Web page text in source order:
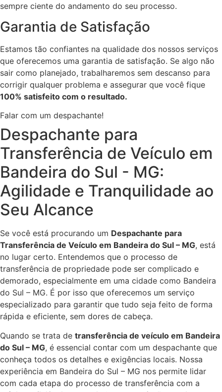
sempre ciente do andamento do seu processo.
Garantia de Satisfação
Estamos tão confiantes na qualidade dos nossos serviços
que oferecemos uma garantia de satisfação. Se algo não
sair como planejado, trabalharemos sem descanso para
corrigir qualquer problema e assegurar que você fique
100% satisfeito com o resultado.
Falar com um despachante!
Despachante para
Transferência de Veículo em
Bandeira do Sul - MG:
Agilidade e Tranquilidade ao
Seu Alcance
Se você está procurando um Despachante para
Transferência de Veículo em Bandeira do Sul – MG, está
no lugar certo. Entendemos que o processo de
transferência de propriedade pode ser complicado e
demorado, especialmente em uma cidade como Bandeira
do Sul – MG. É por isso que oferecemos um serviço
especializado para garantir que tudo seja feito de forma
rápida e eficiente, sem dores de cabeça.
Quando se trata de transferência de veículo em Bandeira
do Sul – MG, é essencial contar com um despachante que
conheça todos os detalhes e exigências locais. Nossa
experiência em Bandeira do Sul – MG nos permite lidar
com cada etapa do processo de transferência com a